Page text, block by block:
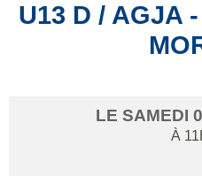
U13 D / AGJA
LE SAMEDI
À